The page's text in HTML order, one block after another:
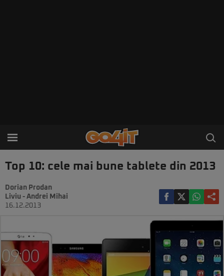
Top 10: cele mai bune tablete din 2013
Dorian Prodan
Liviu - Andrei Mihai
16.12.2013